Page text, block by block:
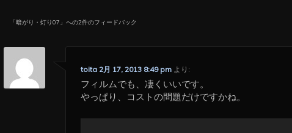
「暗がり・灯り07 」への2件のフィードバック
toita 2月 17, 2013 8:49 pm より:
フィルムでも、凄くいいです。
やっぱり、コストの問題だけですかね。